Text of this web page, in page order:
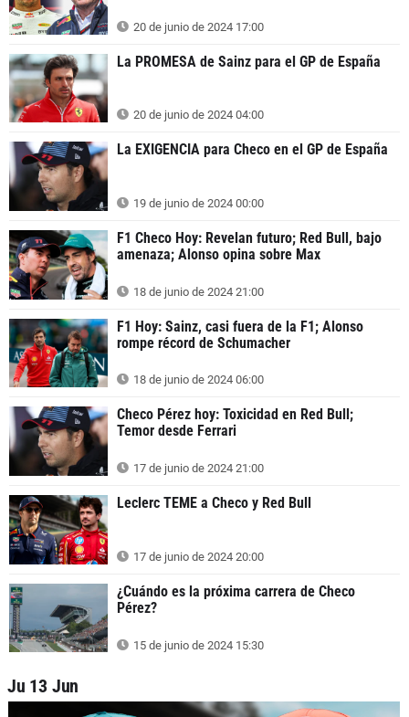
20 de junio de 2024 17:00
La PROMESA de Sainz para el GP de España
20 de junio de 2024 04:00
La EXIGENCIA para Checo en el GP de España
19 de junio de 2024 00:00
F1 Checo Hoy: Revelan futuro; Red Bull, bajo
amenaza; Alonso opina sobre Max
18 de junio de 2024 21:00
F1 Hoy: Sainz, casi fuera de la F1; Alonso
rompe récord de Schumacher
18 de junio de 2024 06:00
Checo Pérez hoy: Toxicidad en Red Bull;
Temor desde Ferrari
17 de junio de 2024 21:00
Leclerc TEME a Checo y Red Bull
17 de junio de 2024 20:00
¿Cuándo es la próxima carrera de Checo
Pérez?
15 de junio de 2024 15:30
Ju 13 Jun